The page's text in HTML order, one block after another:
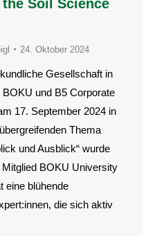
Soil Science
24. Oktober 2024
Gesellschaft in
und B5 Corporate
17. September 2024 in
Thema
und Ausblick“ wurde
BOKU University
eine blühende
die sich aktiv